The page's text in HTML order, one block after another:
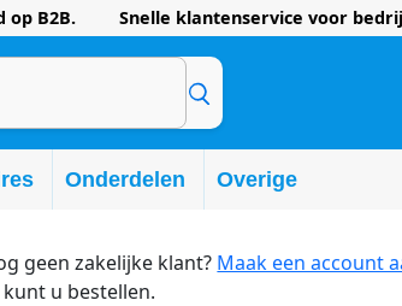
B2B. Snelle klantenservice voor
Onderdelen Overige
geen zakelijke klant? Maak een account
u bestellen.